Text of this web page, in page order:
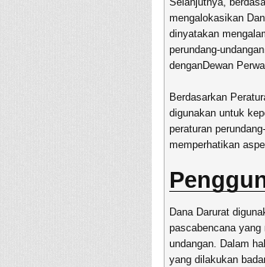
mengalokasikan
dinyatakan
perundang-
denganDewan
Berdasarkan
digunakan untuk
peraturan
memperhatikan
Dana Darurat
pascabencana yang
undangan. Dalam
yang dilakukan